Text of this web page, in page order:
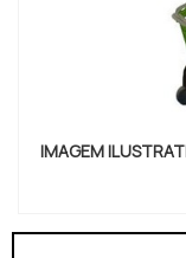
IMAGEM